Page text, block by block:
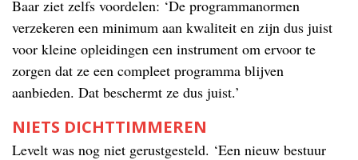
Baar ziet zelfs voordelen: ‘De programmanormen
verzekeren een minimum aan kwaliteit en zijn dus juist
voor kleine opleidingen een instrument om ervoor te
zorgen dat ze een compleet programma blijven
aanbieden. Dat beschermt ze dus juist.’
NIETS DICHTTIMMEREN
Levelt was nog niet gerustgesteld. ‘Een nieuw bestuur